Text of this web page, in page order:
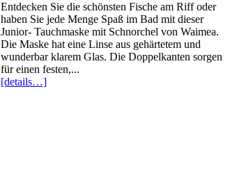
Entdecken Sie die schönsten Fische am Riff oder
haben Sie jede Menge Spaß im Bad mit dieser
Junior- Tauchmaske mit Schnorchel von Waimea.
Die Maske hat eine Linse aus gehärtetem und
wunderbar klarem Glas. Die Doppelkanten sorgen
für einen festen,...
[details…]